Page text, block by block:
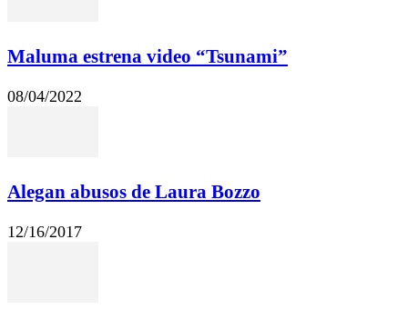
Maluma estrena video “Tsunami”
08/04/2022
Alegan abusos de Laura Bozzo
12/16/2017